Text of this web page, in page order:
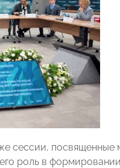
сессии, посвященные
роль в